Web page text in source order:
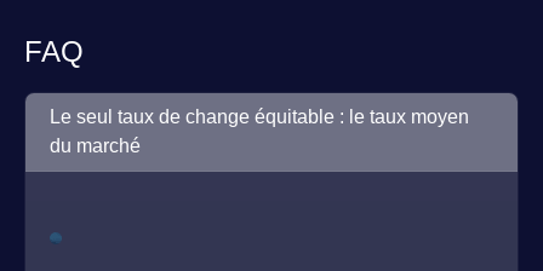
FAQ
Le seul taux de change équitable : le taux moyen
du marché